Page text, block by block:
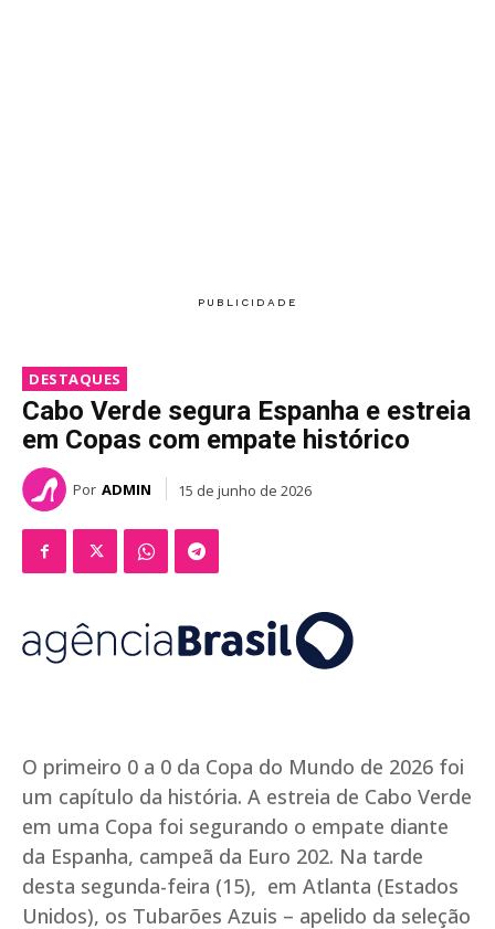
DESTAQUES
Cabo Verde segura Espanha e estreia
em Copas com empate histórico
Por ADMIN 15 de junho de 2026
O primeiro 0 a 0 da Copa do Mundo de 2026 foi
um capítulo da história. A estreia de Cabo Verde
em uma Copa foi segurando o empate diante
da Espanha, campeã da Euro 202. Na tarde
desta segunda-feira (15), em Atlanta (Estados
Unidos), os Tubarões Azuis – apelido da seleção